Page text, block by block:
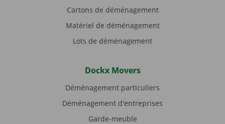
Cartons de déménagement
Matériel de déménagement
Lots de déménagement
Dockx Movers
Déménagement particuliers
Déménagement d'entreprises
Garde-meuble